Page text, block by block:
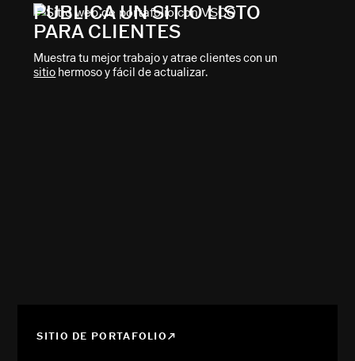
PUBLICA UN SITIO LISTO
PARA CLIENTES
Muestra tu mejor trabajo y atrae clientes con un
sitio hermoso y fácil de actualizar.
SITIO DE PORTAFOLIO